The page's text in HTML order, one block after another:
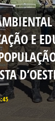
E